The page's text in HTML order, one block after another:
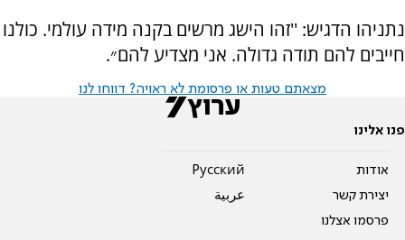
נתניהו הדגיש: ''זהו הישג מרשים בקנה מידה עולמי. כולנו
חייבים להם תודה גדולה. אני מצדיע להם״.
מצאתם טעות או פרסומת לא ראויה? דווחו לנו
פנו אלינו
אודות
יצירת קשר
פרסמו אצלנו
Pусский
عربية